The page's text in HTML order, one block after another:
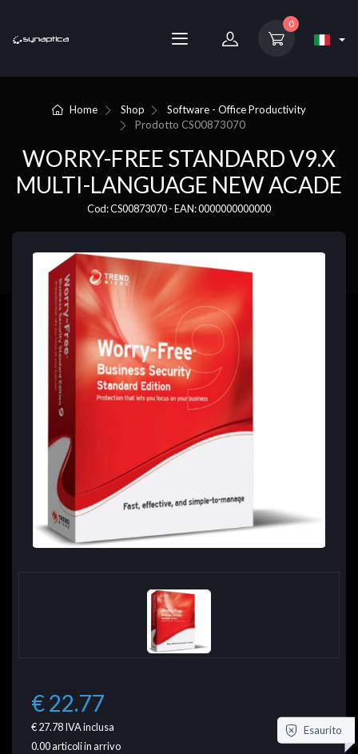
0
Home Shop
Software - Office Productivity
Prodotto CS00873070
WORRY-FREE STANDARD V9.X
MULTI-LANGUAGE NEW ACADE
Cod: CS00873070 - EAN: 0000000000000
€ 22.77
€ 27.78IVA inclusa
0.00articoli in arrivo
Esaurito